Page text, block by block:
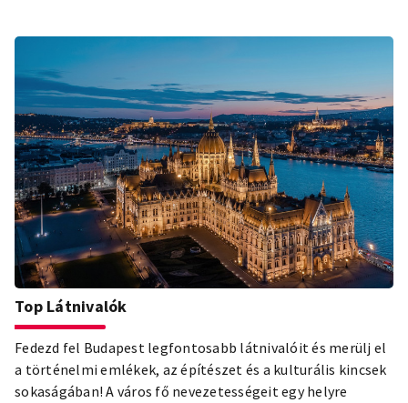
Top Látnivalók
Fedezd fel Budapest legfontosabb látnivalóit és merülj el
a történelmi emlékek, az építészet és a kulturális kincsek
sokaságában! A város fő nevezetességeit egy helyre